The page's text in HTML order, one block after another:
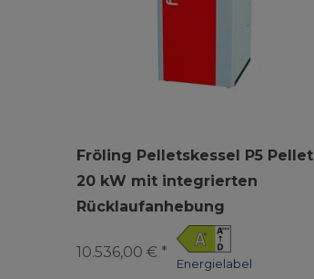
Fröling Pelletskessel P5 Pellet
20 kW mit integrierten
Rücklaufanhebung
Energielabel
10.536,00 € *